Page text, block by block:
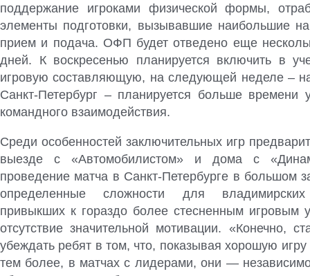
поддержание игроками физической формы,
элементы подготовки, вызывавшие наибольшие
прием и подача. ОФП будет отведено еще
дней. К воскресенью планируется включить в
игровую составляющую, на следующей неделе –
Санкт-Петербург – планируется больше времени
командного взаимодействия.
Среди особенностей заключительных игр
выезде с «Автомобилистом» и дома с
проведение матча в Санкт-Петербурге в большом
определенные сложности для владимирских
привыкших к гораздо более стесненным игровым
отсутствие значительной мотивации. «Конечно,
убеждать ребят в том, что, показывая хорошую
тем более, в матчах с лидерами, они —